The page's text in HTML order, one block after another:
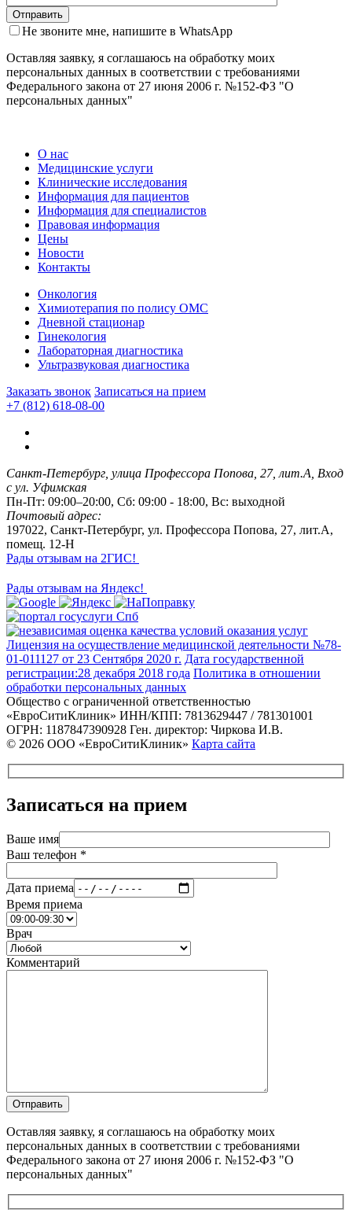
Не звоните мне, напишите в WhatsApp
Оставляя заявку, я соглашаюсь на обработку моих
персональных данных в соответствии с требованиями
Федерального закона от 27 июня 2006 г. №152-ФЗ "О
персональных данных"
О нас
Медицинские услуги
Клинические исследования
Информация для пациентов
Информация для специалистов
Правовая информация
Цены
Новости
Контакты
Онкология
Химиотерапия по полису ОМС
Дневной стационар
Гинекология
Лабораторная диагностика
Ультразвуковая диагностика
Заказать звонок Записаться на прием
+7 (812) 618-08-00
Санкт-Петербург, улица Профессора Попова, 27, лит.А, Вход
с ул. Уфимская
Пн-Пт: 09:00–20:00, Сб: 09:00 - 18:00, Вс: выходной
Почтовый адрес:
197022, Санкт-Петербург, ул. Профессора Попова, 27, лит.А,
помещ. 12-Н
Рады отзывам на 2ГИС!
Рады отзывам на Яндекс!
Лицензия на осуществление медицинской деятельности №78-
01-011127 от 23 Сентября 2020 г. Дата государственной
регистрации:28 декабря 2018 года Политика в отношении
обработки персональных данных
Общество с ограниченной ответственностью
«ЕвроСитиКлиник» ИНН/КПП: 7813629447 / 781301001
ОГРН: 1187847390928 Ген. директор: Чиркова И.В.
© 2026 ООО «ЕвроСитиКлиник» Карта сайта
Записаться на прием
Ваше имя
Ваш телефон *
Дата приема
Время приема
Врач
Комментарий
Оставляя заявку, я соглашаюсь на обработку моих
персональных данных в соответствии с требованиями
Федерального закона от 27 июня 2006 г. №152-ФЗ "О
персональных данных"